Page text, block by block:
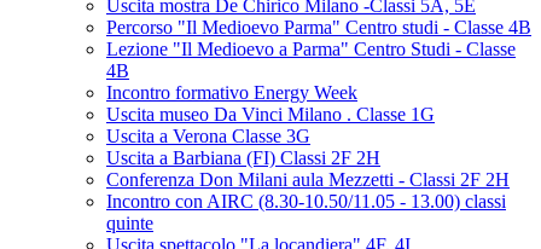
Uscita mostra De Chirico Milano -Classi 5A, 5E
Percorso "Il Medioevo Parma" Centro studi - Classe 4B
Lezione "Il Medioevo a Parma" Centro Studi - Classe
4B
Incontro formativo Energy Week
Uscita museo Da Vinci Milano . Classe 1G
Uscita a Verona Classe 3G
Uscita a Barbiana (FI) Classi 2F 2H
Conferenza Don Milani aula Mezzetti - Classi 2F 2H
Incontro con AIRC (8.30-10.50/11.05 - 13.00) classi
quinte